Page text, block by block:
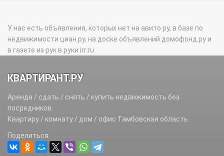
Кирсанов г.
Кирсановский р-н.
Котовск г.
Мичуринский р-н.
Мордовский р-н.
Моршанск г.
Моршанский р-н.
Мучкапский р-н.
Первомайский р-н.
Петровский р-н.
У нас есть объявления, которых нет на авито.ру, в базе по
недвижимости циан.ру, на доске объявлений домофонд.ру и
в газете из рук в руки irr.ru
КВАРТИРАНТ.РУ
Аренда / сдать / снять / купить недвижимость без
посредников.
Квартиру / комнату / дом / офис Тамбовская область
Поделиться: